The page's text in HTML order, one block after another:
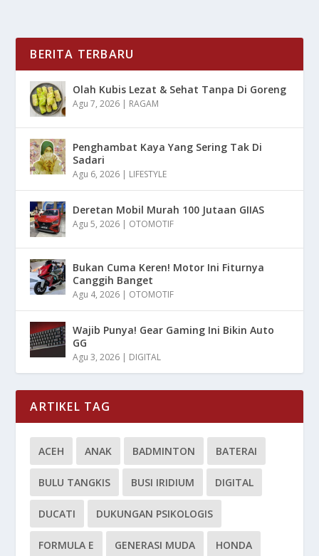
BERITA TERBARU
Olah Kubis Lezat & Sehat Tanpa Di Goreng
Agu 7, 2026 | RAGAM
Penghambat Kaya Yang Sering Tak Di
Sadari
Agu 6, 2026 | LIFESTYLE
Deretan Mobil Murah 100 Jutaan GIIAS
Agu 5, 2026 | OTOMOTIF
Bukan Cuma Keren! Motor Ini Fiturnya
Canggih Banget
Agu 4, 2026 | OTOMOTIF
Wajib Punya! Gear Gaming Ini Bikin Auto
GG
Agu 3, 2026 | DIGITAL
ARTIKEL TAG
ACEH ANAK BADMINTON BATERAI
BULU TANGKIS BUSI IRIDIUM DIGITAL
DUCATI DUKUNGAN PSIKOLOGIS
FORMULA E GENERASI MUDA HONDA